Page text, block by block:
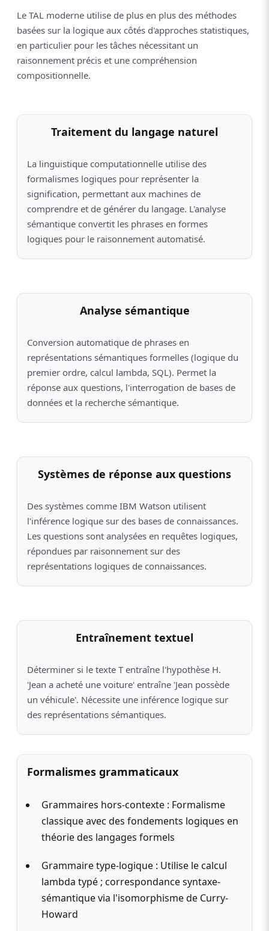
Le TAL moderne utilise de plus en plus des méthodes
basées sur la logique aux côtés d'approches statistiques,
en particulier pour les tâches nécessitant un
raisonnement précis et une compréhension
compositionnelle.
Traitement du langage naturel
La linguistique computationnelle utilise des
formalismes logiques pour représenter la
signification, permettant aux machines de
comprendre et de générer du langage. L'analyse
sémantique convertit les phrases en formes
logiques pour le raisonnement automatisé.
Analyse sémantique
Conversion automatique de phrases en
représentations sémantiques formelles (logique du
premier ordre, calcul lambda, SQL). Permet la
réponse aux questions, l'interrogation de bases de
données et la recherche sémantique.
Systèmes de réponse aux questions
Des systèmes comme IBM Watson utilisent
l'inférence logique sur des bases de connaissances.
Les questions sont analysées en requêtes logiques,
répondues par raisonnement sur des
représentations logiques de connaissances.
Entraînement textuel
Déterminer si le texte T entraîne l'hypothèse H.
'Jean a acheté une voiture' entraîne 'Jean possède
un véhicule'. Nécessite une inférence logique sur
des représentations sémantiques.
Formalismes grammaticaux
Grammaires hors-contexte : Formalisme
classique avec des fondements logiques en
théorie des langages formels
Grammaire type-logique : Utilise le calcul
lambda typé ; correspondance syntaxe-
sémantique via l'isomorphisme de Curry-
Howard